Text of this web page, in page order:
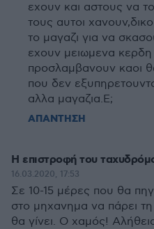
εχουν και αστους να
τους αυτοι
το μαγαζι για να
εχουν μειωμενα κερδη
προσλαμβανουν καοι
που δεν
αλλα μαγαζια.Ε;
ΑΠΑΝΤΗΣΗ
Η επιστροφή του
16.03.2020, 17:53
Σε 10-15 μέρες που θα
στο μηχανημα να πάρει τη
θα γίνει. Ο χαμός!